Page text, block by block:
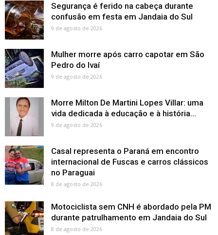
Segurança é ferido na cabeça durante
confusão em festa em Jandaia do Sul
9 de agosto de 2026
Mulher morre após carro capotar em São
Pedro do Ivaí
9 de agosto de 2026
Morre Milton De Martini Lopes Villar: uma
vida dedicada à educação e à história...
9 de agosto de 2026
Casal representa o Paraná em encontro
internacional de Fuscas e carros clássicos
no Paraguai
8 de agosto de 2026
Motociclista sem CNH é abordado pela PM
durante patrulhamento em Jandaia do Sul
8 de agosto de 2026